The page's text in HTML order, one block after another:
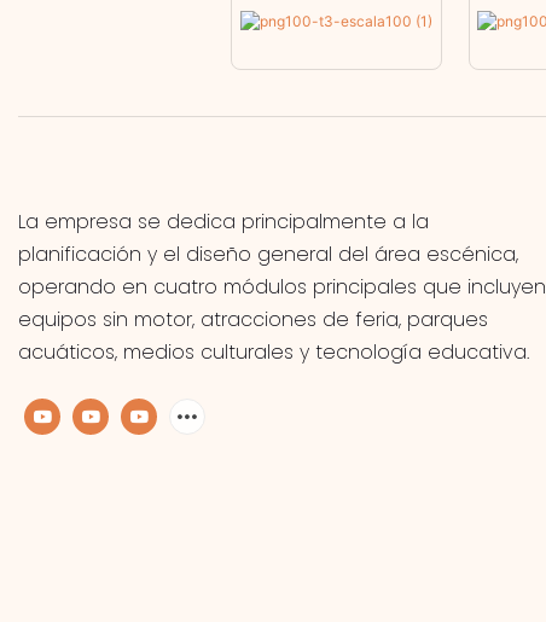
La empresa se dedica principalmente a la
planificación y el diseño general del área escénica,
operando en cuatro módulos principales que incluyen
equipos sin motor, atracciones de feria, parques
acuáticos, medios culturales y tecnología educativa.